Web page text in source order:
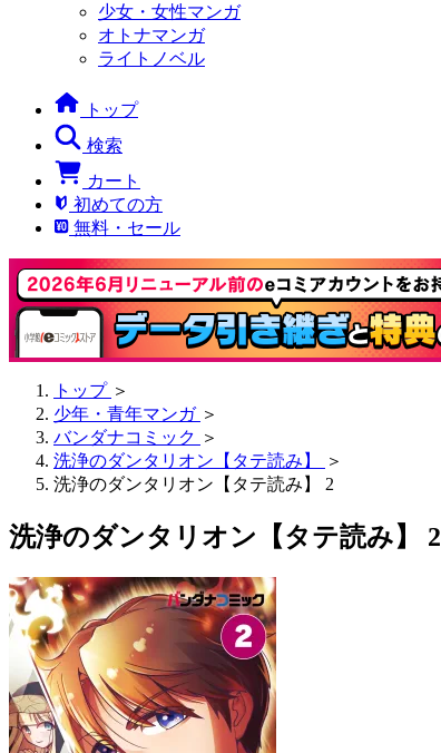
少女・女性マンガ
オトナマンガ
ライトノベル
トップ
検索
カート
初めての方
無料・セール
トップ ＞
少年・青年マンガ ＞
バンダナコミック ＞
洗浄のダンタリオン【タテ読み】
＞
洗浄のダンタリオン【タテ読み】 2
洗浄のダンタリオン【タテ読み】 2